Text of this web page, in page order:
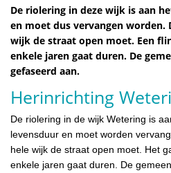
De riolering in deze wijk is aan
en moet dus vervangen
wijk de straat open moet. Een
enkele jaren gaat duren. De
gefaseerd aan.
Herinrichting
De riolering in de wijk Wetering is
levensduur en moet worden
hele wijk de straat open moet. Het
enkele jaren gaat duren. De